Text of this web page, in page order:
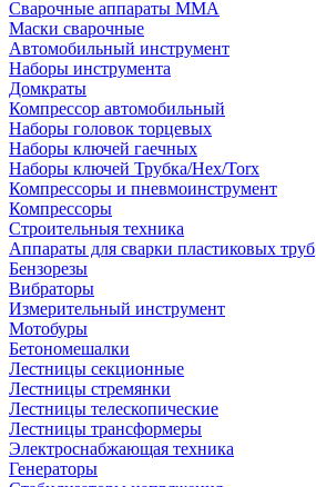
Сварочные аппараты ММА
Маски сварочные
Автомобильный инструмент
Наборы инструмента
Домкраты
Компрессор автомобильный
Наборы головок торцевых
Наборы ключей гаечных
Наборы ключей Трубка/Hex/Torx
Компрессоры и пневмоинструмент
Компрессоры
Строительныя техника
Аппараты для сварки пластиковых труб
Бензорезы
Вибраторы
Измерительный инструмент
Мотобуры
Бетономешалки
Лестницы секционные
Лестницы стремянки
Лестницы телескопические
Лестницы трансформеры
Электроснабжающая техника
Генераторы